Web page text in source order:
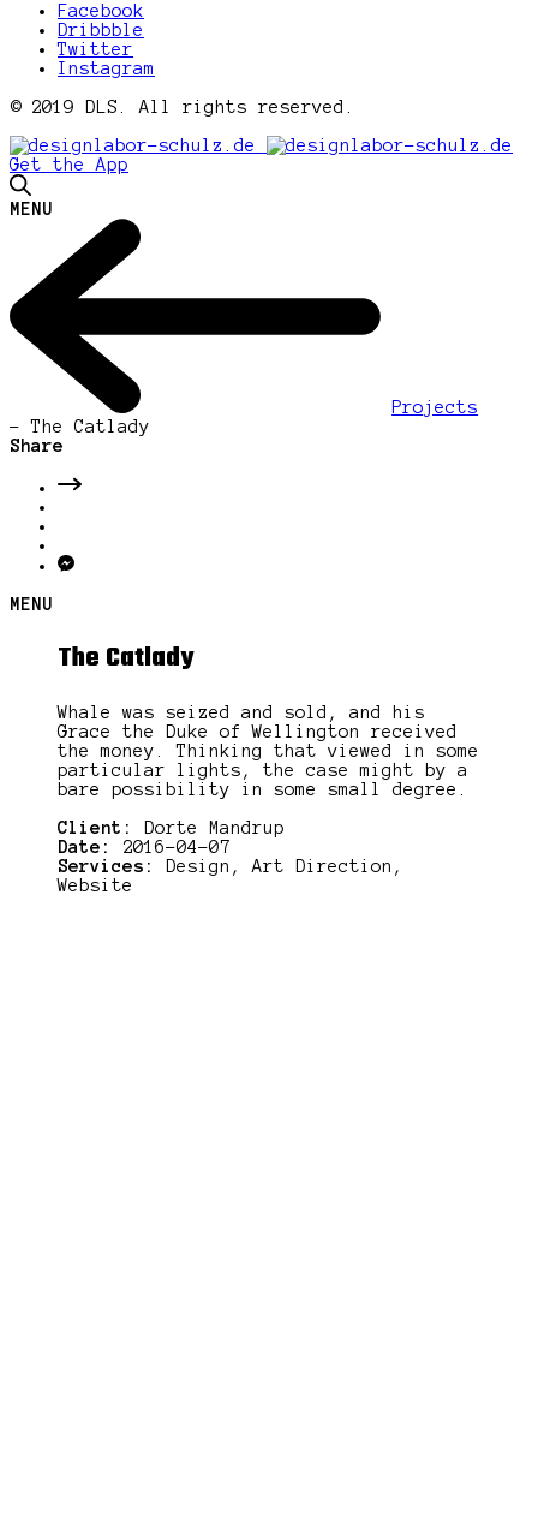
Facebook
Dribbble
Twitter
Instagram
© 2019 DLS. All rights reserved.
Get the App
MENU
Projects
- The Catlady
Share
MENU
The Catlady
Whale was seized and sold, and his
Grace the Duke of Wellington received
the money. Thinking that viewed in some
particular lights, the case might by a
bare possibility in some small degree.
Client:
Dorte Mandrup
Date:
2016-04-07
Services:
Design, Art Direction,
Website